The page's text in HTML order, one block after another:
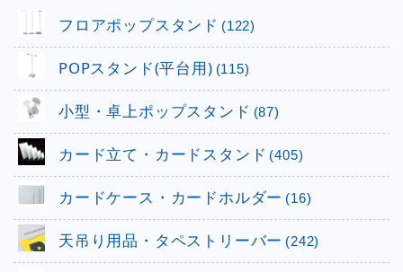
フロアポップスタンド (122)
POPスタンド(平台用) (115)
小型・卓上ポップスタンド (87)
カード立て・カードスタンド (405)
カードケース・カードホルダー (16)
天吊り用品・タペストリーバー (242)